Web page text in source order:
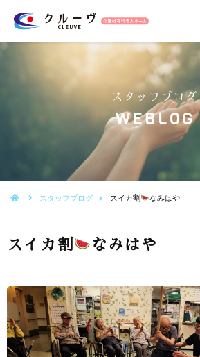
スタッフブログ
WEBLOG
スタッフブログ スイカ割 なみはや
スイカ割 なみはや